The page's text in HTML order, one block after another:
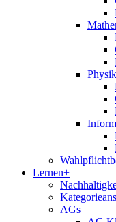
Physik
Lernen+
AGs